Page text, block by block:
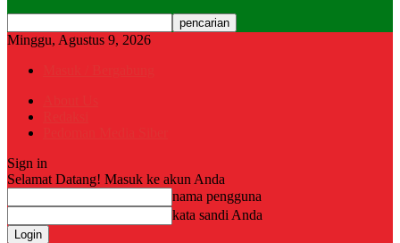
Minggu, Agustus 9, 2026
Sign in
Selamat Datang! Masuk ke akun Anda
nama pengguna
kata sandi Anda